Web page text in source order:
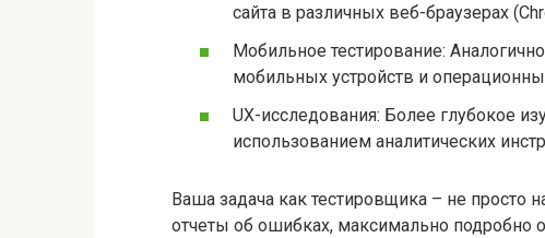
сайта в различных веб-браузерах
Мобильное тестирование:
мобильных устройств и
UX-исследования: Более глубокое
использованием аналитических
Ваша задача как тестировщика – не просто
отчеты об ошибках, максимально подробно